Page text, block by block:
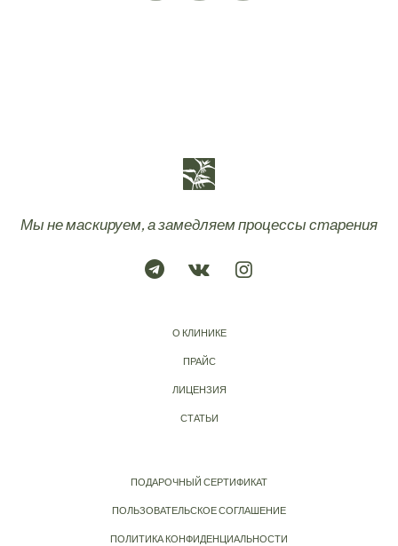
Мы не маскируем, а замедляем процессы старения
О КЛИНИКЕ
ПРАЙС
ЛИЦЕНЗИЯ
СТАТЬИ
ПОДАРОЧНЫЙ СЕРТИФИКАТ
ПОЛЬЗОВАТЕЛЬСКОЕ СОГЛАШЕНИЕ
ПОЛИТИКА КОНФИДЕНЦИАЛЬНОСТИ